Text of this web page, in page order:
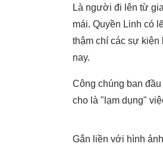
Là người đi lên từ
mái. Quyền Linh có
thậm chí các sự
nay.
Công chúng ban
cho là "lạm dụng"
Gắn liền với hình